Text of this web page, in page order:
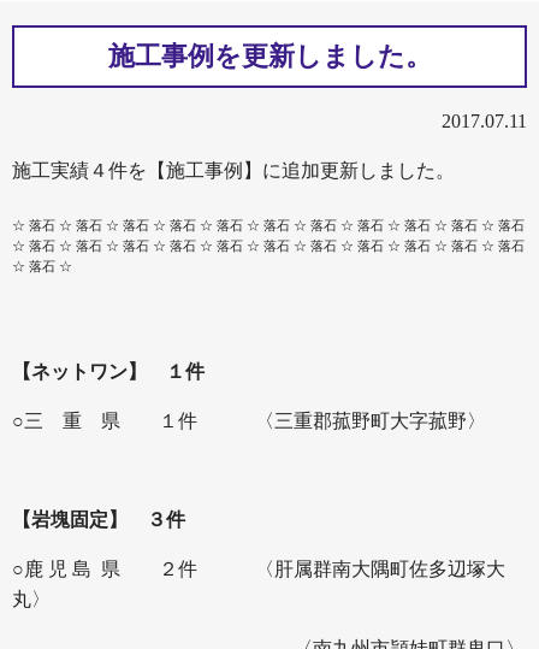
施工事例を更新しました。
2017.07.11
施工実績４件を【施工事例】に追加更新しました。
☆ 落石 ☆ 落石 ☆ 落石 ☆ 落石 ☆ 落石 ☆ 落石 ☆ 落石 ☆ 落石 ☆ 落石 ☆ 落石 ☆ 落石
☆ 落石 ☆ 落石 ☆ 落石 ☆ 落石 ☆ 落石 ☆ 落石 ☆ 落石 ☆ 落石 ☆ 落石 ☆ 落石 ☆ 落石
☆ 落石 ☆
【ネットワン】 １件
○三 重 県 １件 〈三重郡菰野町大字菰野〉
【岩塊固定】 ３件
○鹿 児 島 県 ２件
〈肝属群南大隅町佐多辺塚大
丸〉